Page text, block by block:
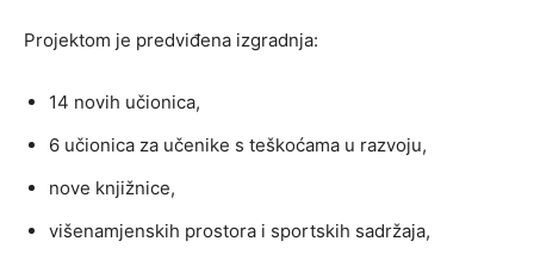
Projektom je predviđena izgradnja:
14 novih učionica,
6 učionica za učenike s teškoćama u razvoju,
nove knjižnice,
višenamjenskih prostora i sportskih sadržaja,